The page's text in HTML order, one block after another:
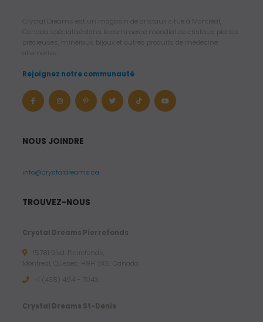
Crystal Dreams est un magasin de cristaux situé à Montréal,
Canada spécialisé dans le commerce mondial de cristaux, pierres
précieuses, minéraux, bijoux et autres produits de médecine
alternative.
Rejoignez notre communauté
NOUS JOINDRE
info@crystaldreams.ca
TROUVEZ-NOUS
Crystal Dreams Pierrefonds
15781 Blvd. Pierrefonds,
Montreal, Quebec, H9H 3X6, Canada
+1 (438) 494 - 7043
Crystal Dreams St-Denis